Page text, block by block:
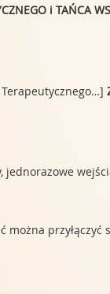
i TAŃCA
można